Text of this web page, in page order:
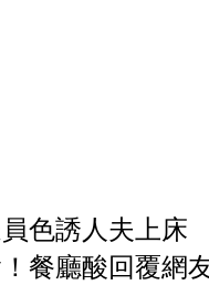
色誘人夫上
餐廳酸回覆網